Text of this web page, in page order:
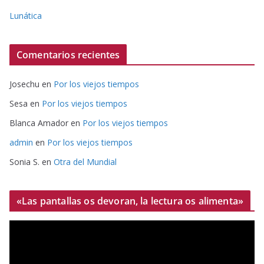
Lunática
Comentarios recientes
Josechu en Por los viejos tiempos
Sesa en Por los viejos tiempos
Blanca Amador en Por los viejos tiempos
admin en Por los viejos tiempos
Sonia S. en Otra del Mundial
«Las pantallas os devoran, la lectura os alimenta»